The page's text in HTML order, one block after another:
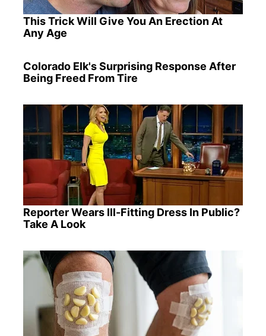
This Trick Will Give You An Erection At
Any Age
Colorado Elk's Surprising Response After
Being Freed From Tire
Reporter Wears Ill-Fitting Dress In Public?
Take A Look